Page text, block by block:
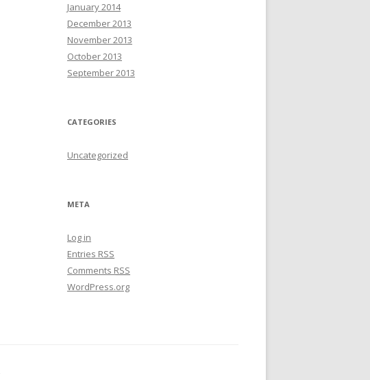
January 2014
December 2013
November 2013
October 2013
September 2013
CATEGORIES
Uncategorized
META
Log in
Entries RSS
Comments RSS
WordPress.org